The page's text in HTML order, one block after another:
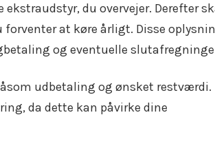
du overvejer. Derefter
at køre årligt. Disse
og eventuelle
udbetaling og ønsket restværdi.
da dette kan påvirke dine